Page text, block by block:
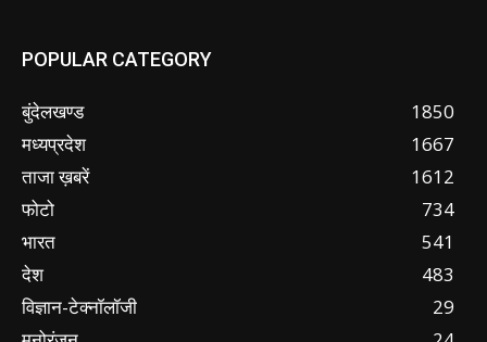
POPULAR CATEGORY
बुंदेलखण्ड
1850
मध्यप्रदेश
1667
ताजा ख़बरें
1612
फोटो
734
भारत
541
देश
483
विज्ञान-टेक्नॉलॉजी
29